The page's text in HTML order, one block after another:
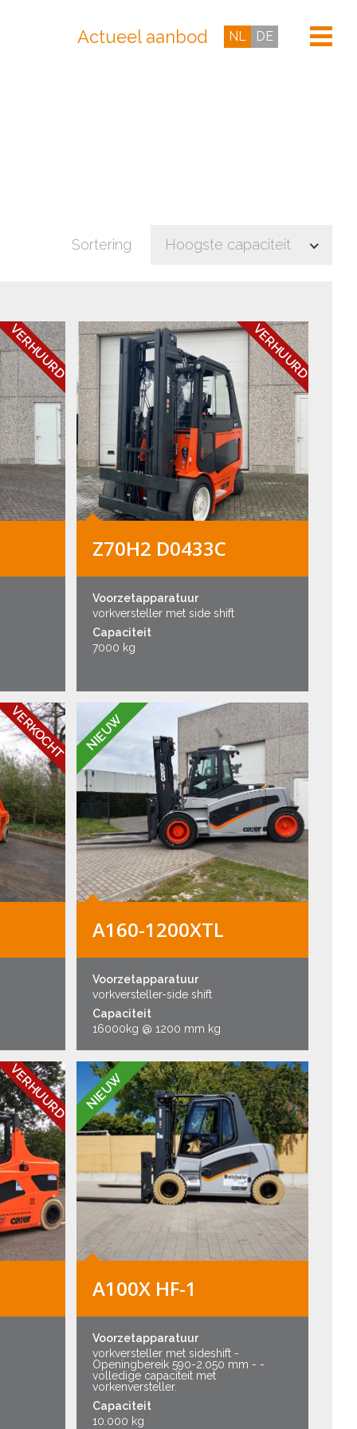
NL DE
Actueel aanbod
Sortering Hoogste capaciteit
VERHUURD VERHUURD
Z70H2 D0433C
Voorzetapparatuur
vorkversteller met side shift
Capaciteit
7000 kg
VERKOCHT NIEUW
A160-1200XTL
Voorzetapparatuur
vorkversteller-side shift
Capaciteit
16000kg @ 1200 mm kg
VERHUURD NIEUW
A100X HF-1
Voorzetapparatuur
vorkversteller met sideshift -
Openingbereik 590-2.050 mm - -
volledige capaciteit met
vorkenversteller.
Capaciteit
10.000 kg